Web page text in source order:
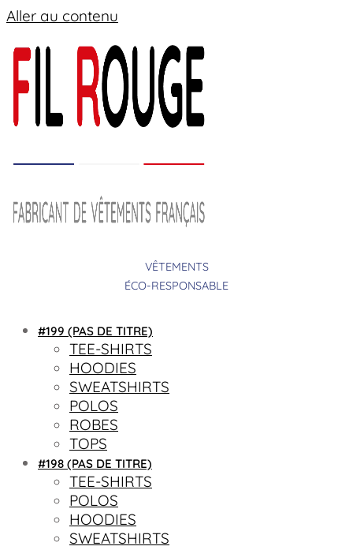
Aller au contenu
VÊTEMENTS
ÉCO-RESPONSABLE
#199 (PAS DE TITRE)
TEE-SHIRTS
HOODIES
SWEATSHIRTS
POLOS
ROBES
TOPS
#198 (PAS DE TITRE)
TEE-SHIRTS
POLOS
HOODIES
SWEATSHIRTS